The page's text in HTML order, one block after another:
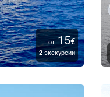
от15€
2 экскурсии